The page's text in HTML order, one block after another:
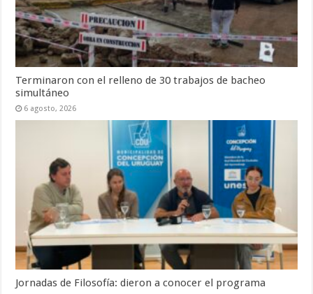
Terminaron con el relleno de 30 trabajos de bacheo
simultáneo
6 agosto, 2026
Jornadas de Filosofía: dieron a conocer el programa